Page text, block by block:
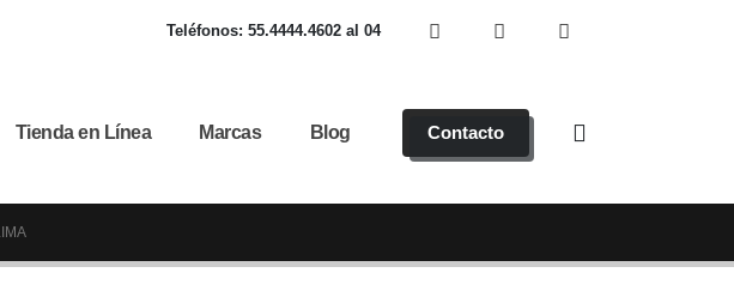
Teléfonos: 55.4444.4602 al 04
Tienda en Línea Marcas Blog Contacto